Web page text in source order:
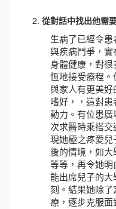
從對話中找出他需
生病了已經令
與疾病鬥爭，
身體健康，對
恆地接受療程
與家人有更美
嗜好，，這對
動力。有位患
次求醫時乘搭
現她極之疼愛
後的情境，如
等等，再令她
能出席兒子的
刻。結果她除
療，逐步克服面